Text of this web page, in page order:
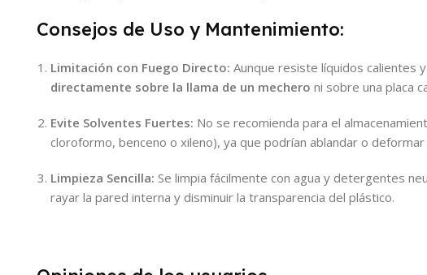
Consejos de Uso y Mantenimiento:
Limitación con Fuego Directo: Aunque resiste líquidos calientes
directamente sobre la llama de un mechero ni sobre una placa
Evite Solventes Fuertes: No se recomienda para el
cloroformo, benceno o xileno), ya que podrían ablandar o deformar
Limpieza Sencilla: Se limpia fácilmente con agua y detergentes
rayar la pared interna y disminuir la transparencia del plástico.